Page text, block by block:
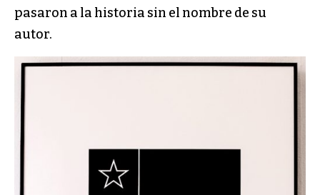
pasaron a la historia sin el nombre de su
autor.